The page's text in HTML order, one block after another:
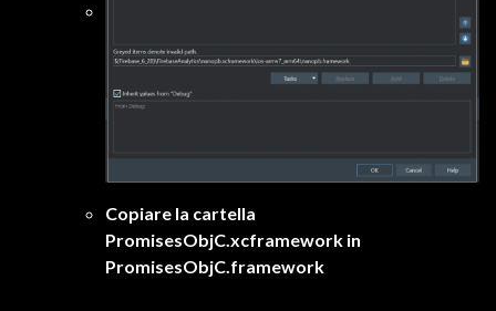
Copiare la cartella
PromisesObjC.xcframework in
PromisesObjC.framework